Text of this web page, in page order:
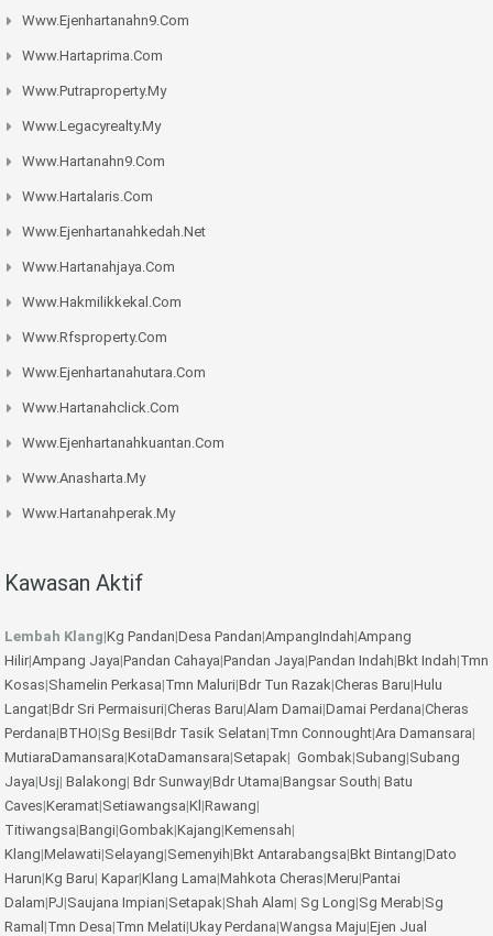
Www.ejenhartanahn9.com
Www.hartaprima.com
Www.putraproperty.my
Www.legacyrealty.my
Www.hartanahn9.com
Www.hartalaris.com
Www.ejenhartanahkedah.net
Www.hartanahjaya.com
Www.hakmilikkekal.com
Www.rfsproperty.com
Www.ejenhartanahutara.com
Www.hartanahclick.com
Www.ejenhartanahkuantan.com
Www.anasharta.my
Www.hartanahperak.my
Kawasan Aktif
Lembah Klang|Kg Pandan|Desa Pandan|AmpangIndah|Ampang
Hilir|Ampang Jaya|Pandan Cahaya|Pandan Jaya|Pandan Indah|Bkt Indah|Tmn
Kosas|Shamelin Perkasa|Tmn Maluri|Bdr Tun Razak|Cheras Baru|Hulu
Langat|Bdr Sri Permaisuri|Cheras Baru|Alam Damai|Damai Perdana|Cheras
Perdana|BTHO|Sg Besi|Bdr Tasik Selatan|Tmn Connought|Ara Damansara|
MutiaraDamansara|KotaDamansara|Setapak| Gombak|Subang|Subang
Jaya|Usj| Balakong| Bdr Sunway|Bdr Utama|Bangsar South| Batu
Caves|Keramat|Setiawangsa|Kl|Rawang|
Titiwangsa|Bangi|Gombak|Kajang|Kemensah|
Klang|Melawati|Selayang|Semenyih|Bkt Antarabangsa|Bkt Bintang|Dato
Harun|Kg Baru| Kapar|Klang Lama|Mahkota Cheras|Meru|Pantai
Dalam|PJ|Saujana Impian|Setapak|Shah Alam| Sg Long|Sg Merab|Sg
Ramal|Tmn Desa|Tmn Melati|Ukay Perdana|Wangsa Maju|Ejen Jual